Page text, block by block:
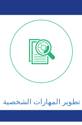
تطوير المهارات الشخصية